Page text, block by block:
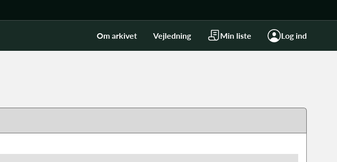
Om arkivet Vejledning Min liste Log ind